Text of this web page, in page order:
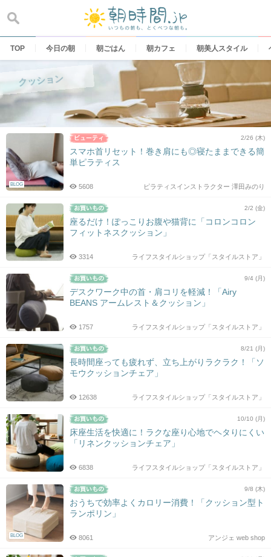
content
TOP 今日の朝 朝ごはん 朝カフェ 朝美人スタイル
クッション
BLOG
2/26 (木)
スマホ首リセット！巻き肩にも◎寝たままできる簡
単ピラティス
ピラティスインストラクター 澤田みのり
5608
2/2 (金)
座るだけ！ぽっこりお腹や猫背に「コロンコロン
フィットネスクッション」
ライフスタイルショップ「スタイルストア」
3314
9/4 (月)
デスクワーク中の首・肩コリを軽減！「Airy
BEANS アームレスト＆クッション」
ライフスタイルショップ「スタイルストア」
1757
8/21 (月)
長時間座っても疲れず、立ち上がりラクラク！「ソ
モウクッションチェア」
ライフスタイルショップ「スタイルストア」
12638
10/10 (月)
床座生活を快適に！ラクな座り心地でヘタりにくい
「リネンクッションチェア」
ライフスタイルショップ「スタイルストア」
6838
BLOG
9/8 (木)
おうちで効率よくカロリー消費！「クッション型ト
ランポリン」
アンジェ web shop
8061